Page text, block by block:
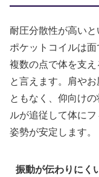
耐圧分散性が高いと
ポケットコイルは
複数の点で体を支
と言えます。肩や
ともなく、仰向け
ルが追従して体に
姿勢が安定します。
振動が伝わりにく